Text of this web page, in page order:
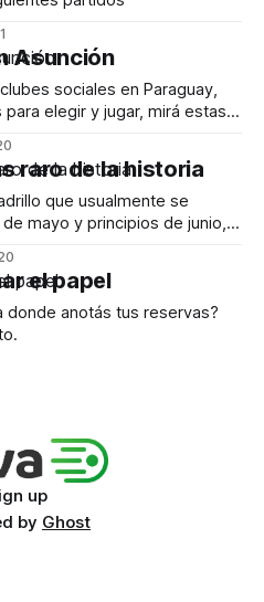
Asunción
sociales en Paraguay,
elegir y jugar, mirá estas
raro de la historia
que usualmente se
mayo y principios de junio,
tiene matices muy distintos
marcados por la pandemia de Covid 19. Un certamen que
el papel
donde anotás tus reservas?
up
by Ghost